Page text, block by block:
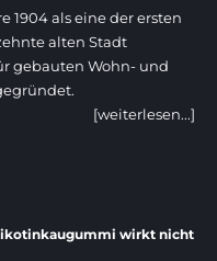
1904 als eine der ersten
alten Stadt
gebauten Wohn- und
[weiterlesen...]
wirkt nicht